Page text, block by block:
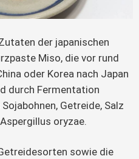
der japanischen
Miso, die vor rund
oder Korea nach Japan
durch Fermentation
Getreide, Salz
oryzae.
sowie die